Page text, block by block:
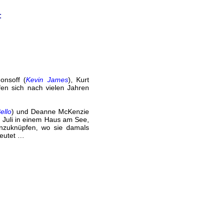
(Kevin James), Kurt
sich nach vielen Jahren
) und Deanne McKenzie
in einem Haus am See,
wo sie damals
…